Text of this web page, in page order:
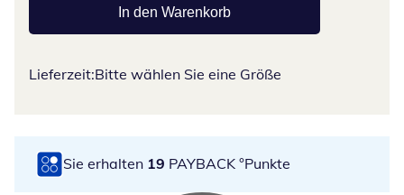
In den Warenkorb
Lieferzeit:Bitte wählen Sie eine Größe
Sie erhalten 19 PAYBACK °Punkte